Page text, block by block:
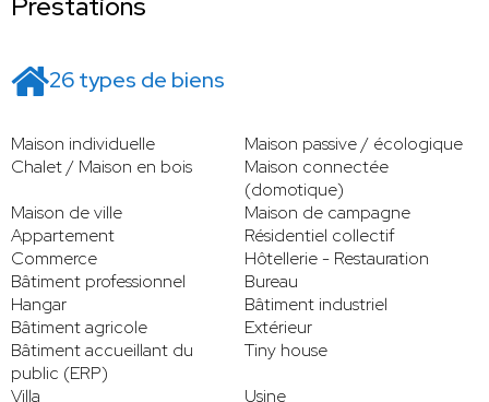
26 types de biens
Maison individuelle
Maison passive / écologique
Chalet / Maison en bois
Maison connectée
(domotique)
Maison de ville
Maison de campagne
Appartement
Résidentiel collectif
Commerce
Hôtellerie - Restauration
Bâtiment professionnel
Bureau
Hangar
Bâtiment industriel
Bâtiment agricole
Extérieur
Bâtiment accueillant du
public (ERP)
Tiny house
Villa
Usine